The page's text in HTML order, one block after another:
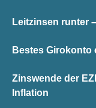
Leitzinsen runter
Bestes Girokonto
Zinswende der
Inflation